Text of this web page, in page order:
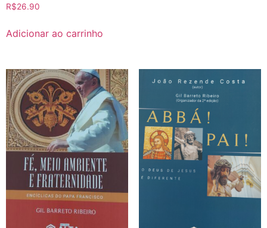
R$26.90
Adicionar ao carrinho